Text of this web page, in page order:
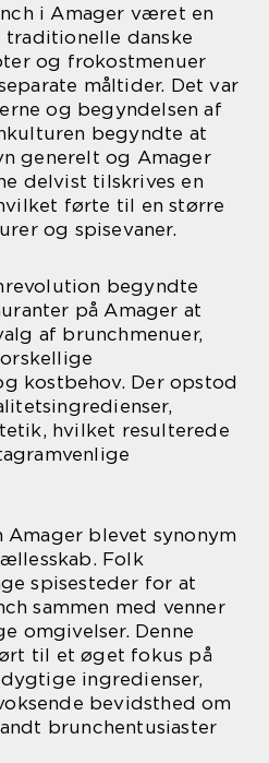
i Amager været en
danske
og frokostmenuer
måltider. Det var
og begyndelsen af
begyndte at
generelt og Amager
delvist tilskrives en
førte til en større
og spisevaner.
begyndte
på Amager at
af brunchmenuer,
kostbehov. Der opstod
hvilket resulterede
blevet synonym
Folk
spisesteder for at
sammen med venner
omgivelser. Denne
til et øget fokus på
ingredienser,
bevidsthed om
brunchentusiaster